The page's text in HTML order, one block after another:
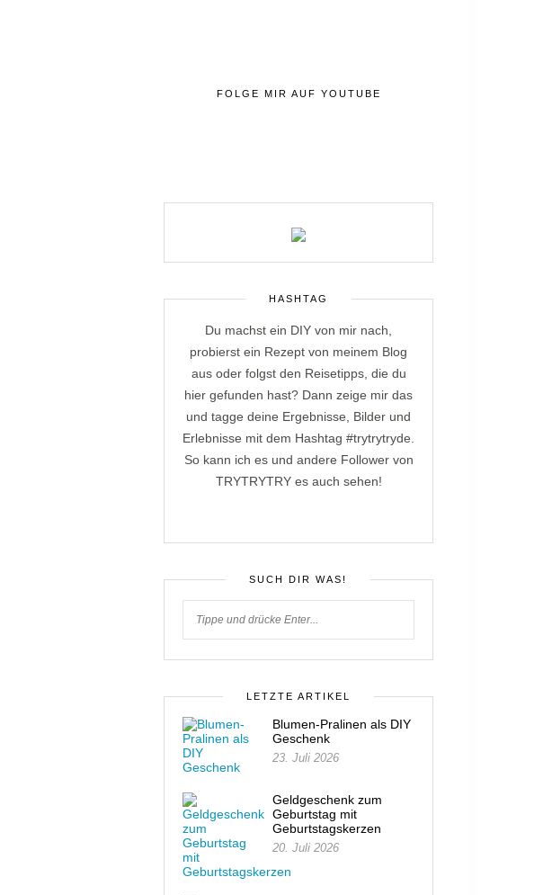
FOLGE MIR AUF YOUTUBE
HASHTAG
Du machst ein DIY von mir nach,
probierst ein Rezept von meinem Blog
aus oder folgst den Reisetipps, die du
hier gefunden hast? Dann zeige mir das
und tagge deine Ergebnisse, Bilder und
Erlebnisse mit dem Hashtag #trytrytryde.
So kann ich es und andere Follower von
TRYTRYTRY es auch sehen!
SUCH DIR WAS!
LETZTE ARTIKEL
Blumen-Pralinen als DIY
Geschenk
23. Juli 2026
Geldgeschenk zum
Geburtstag mit
Geburtstagskerzen
20. Juli 2026